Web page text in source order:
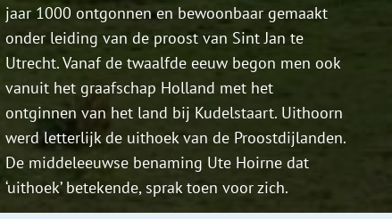
jaar 1000 ontgonnen en bewoonbaar gemaakt
onder leiding van de proost van Sint Jan te
Utrecht. Vanaf de twaalfde eeuw begon men ook
vanuit het graafschap Holland met het
ontginnen van het land bij Kudelstaart. Uithoorn
werd letterlijk de uithoek van de Proostdijlanden.
De middeleeuwse benaming Ute Hoirne dat
‘uithoek’ betekende, sprak toen voor zich.